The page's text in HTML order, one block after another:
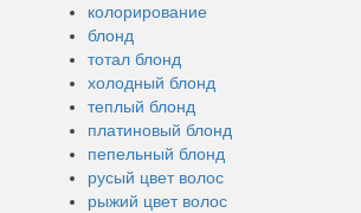
колорирование
блонд
тотал блонд
холодный блонд
теплый блонд
платиновый блонд
пепельный блонд
русый цвет волос
рыжий цвет волос